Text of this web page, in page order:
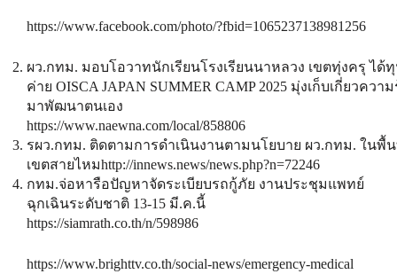
https://www.facebook.com/photo/?fbid=1065237138981256
ผว.กทม. มอบโอวาทนักเรียนโรงเรียนนาหลวง เขตทุ่งครุ ได้
ค่าย OISCA JAPAN SUMMER CAMP 2025 มุ่งเก็บเกี่ยวความ
มาพัฒนาตนเอง
https://www.naewna.com/local/858806
รผว.กทม. ติดตามการดำเนินงานตามนโยบาย ผว.กทม. ในพื้
เขตสายไหมhttp://innews.news/news.php?n=72246
กทม.จ่อหารือปัญหาจัดระเบียบรถกู้ภัย งานประชุมแพทย์
ฉุกเฉินระดับชาติ 13-15 มี.ค.นี้
https://siamrath.co.th/n/598986
https://www.brighttv.co.th/social-news/emergency-medical